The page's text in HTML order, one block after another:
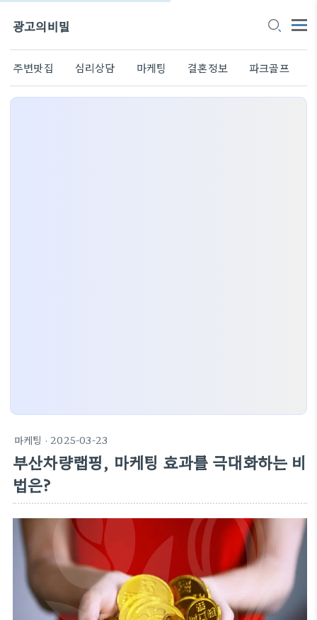
광고의비밀
주변맛집 심리상담 마케팅 결혼정보 파크골프
마케팅 · 2025-03-23
부산차량랩핑, 마케팅 효과를 극대화하는 비
법은?